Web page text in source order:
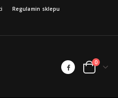
Regulamin sklepu
0